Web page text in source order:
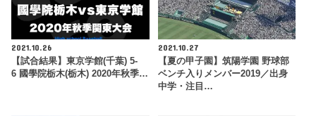
2021.10.26
【試合結果】東京学館(千葉) 5-
6 國學院栃木(栃木) 2020年秋季…
2021.10.27
【夏の甲子園】筑陽学園 野球部
ベンチ入りメンバー2019／出身
中学・注目…